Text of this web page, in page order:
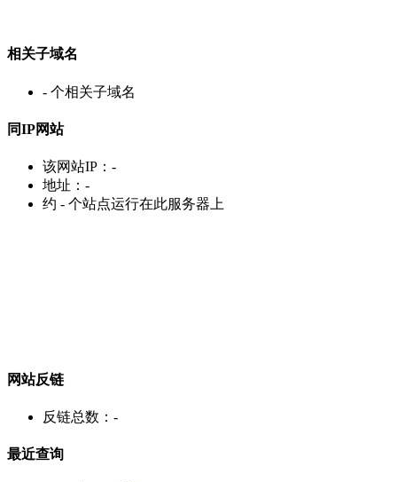
相关子域名
- 个相关子域名
同IP网站
该网站IP： -
地址： -
约 - 个站点运行在此服务器上
网站反链
反链总数： -
最近查询